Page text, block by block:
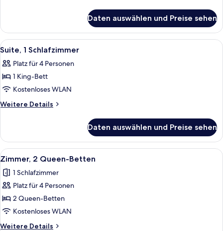
Roll-
in
Shower)
anzeigen
1
Schlafzimmer
(Mobility
Hearing,
Roll-
Shower)
Daten auswählen und Preise sehen
Alle
Fotos
für
Suite,
1
Schlafzimmer
Ein Hotelzimmer mit einem großen
13
Suite, 1 Schlafzimmer
Platz für 4 Personen
1 King-Bett
Kostenloses WLAN
Weitere Details
Weitere
1
Schlafzimmer
Daten auswählen und Preise sehen
Alle
Fotos
für
Zimmer,
2 Queen-
Betten
anzeigen
Ein Hotelzimmer mit zwei Betten,
10
Zimmer, 2 Queen-Betten
1 Schlafzimmer
Platz für 4 Personen
2 Queen-Betten
Kostenloses WLAN
Weitere Details
Weitere